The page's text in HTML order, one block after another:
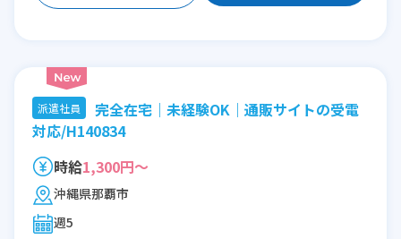
派遣社員
完全在宅｜未経験OK｜通販サイトの受電
対応/H140834
時給1,300円～
沖縄県那覇市
週5